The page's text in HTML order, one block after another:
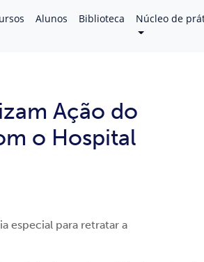
Alunos Biblioteca Núcleo de
Ação do
o Hospital
especial para retratar a